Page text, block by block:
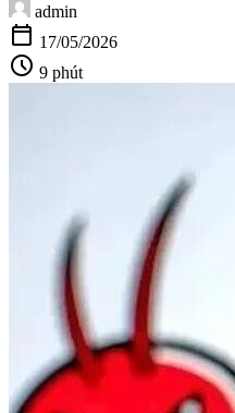
admin
calendar_today 17/05/2026
schedule 9 phút